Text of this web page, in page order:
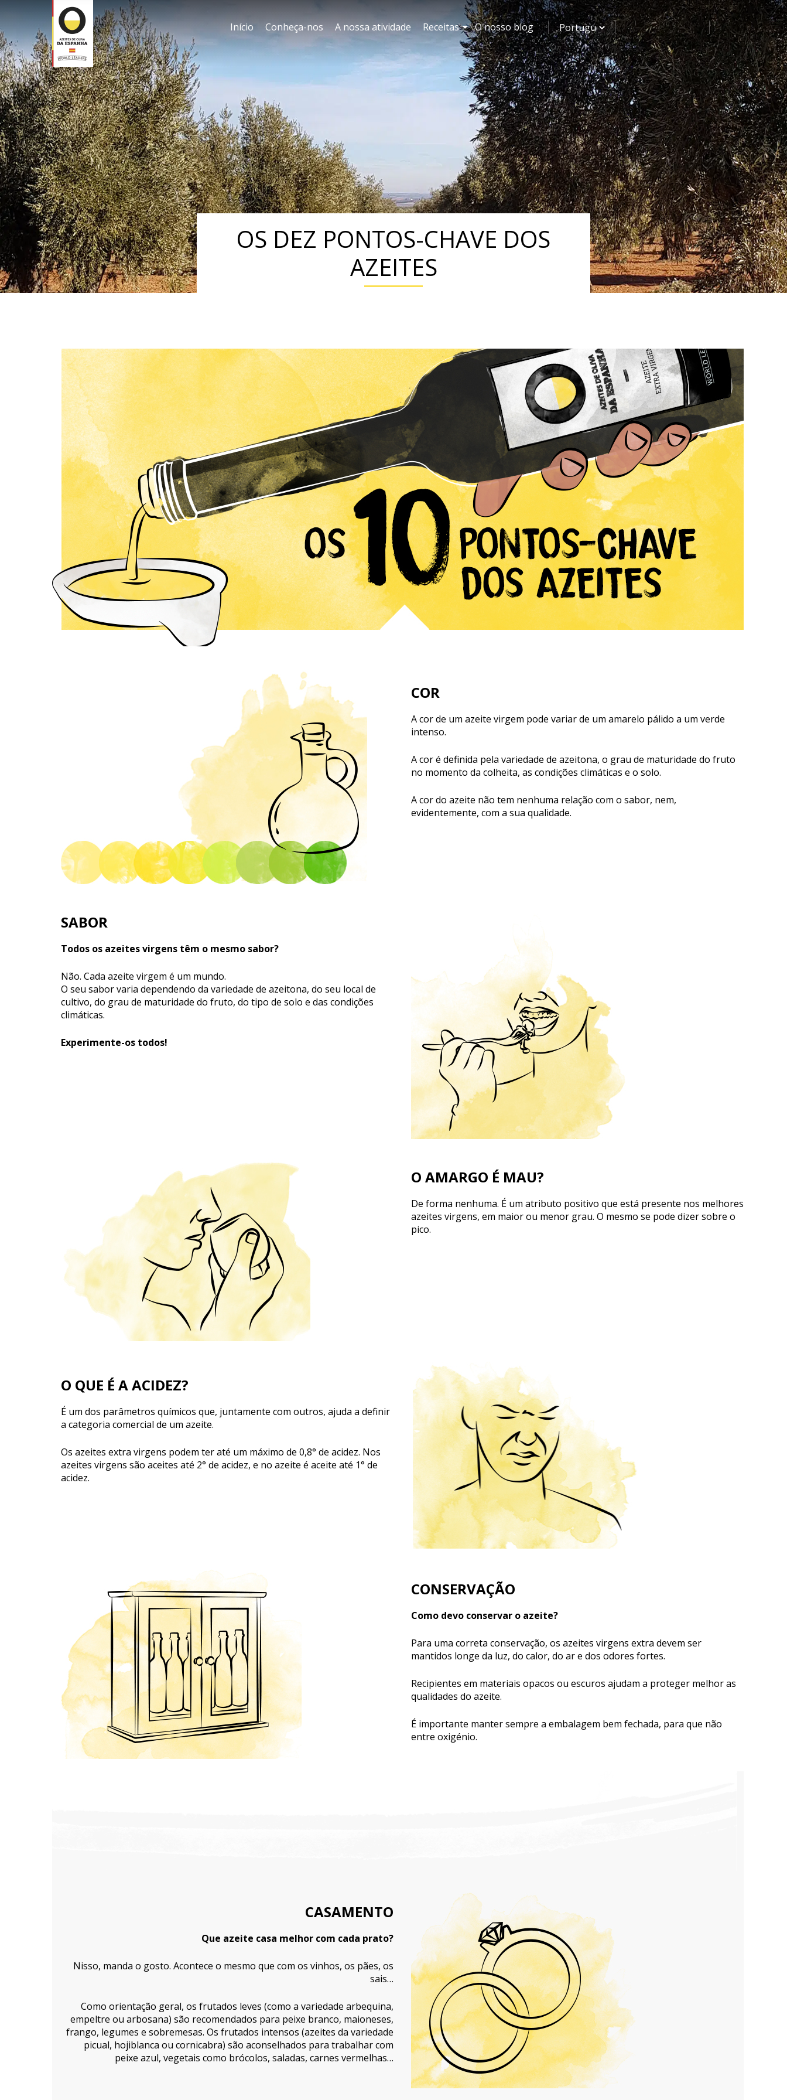
Início Conheça-nos A nossa atividade Receitas O nosso blog
OS DEZ PONTOS-CHAVE DOS
AZEITES
COR
A cor de um azeite virgem pode variar de um amarelo pálido a um verde
intenso.
A cor é definida pela variedade de azeitona, o grau de maturidade do fruto
no momento da colheita, as condições climáticas e o solo.
A cor do azeite não tem nenhuma relação com o sabor, nem,
evidentemente, com a sua qualidade.
SABOR
Todos os azeites virgens têm o mesmo sabor?
Não. Cada azeite virgem é um mundo.
O seu sabor varia dependendo da variedade de azeitona, do seu local de
cultivo, do grau de maturidade do fruto, do tipo de solo e das condições
climáticas.
Experimente-os todos!
O AMARGO É MAU?
De forma nenhuma. É um atributo positivo que está presente nos melhores
azeites virgens, em maior ou menor grau. O mesmo se pode dizer sobre o
pico.
O QUE É A ACIDEZ?
É um dos parâmetros químicos que, juntamente com outros, ajuda a definir
a categoria comercial de um azeite.
Os azeites extra virgens podem ter até um máximo de 0,8° de acidez. Nos
azeites virgens são aceites até 2° de acidez, e no azeite é aceite até 1° de
acidez.
CONSERVAÇÃO
Como devo conservar o azeite?
Para uma correta conservação, os azeites virgens extra devem ser
mantidos longe da luz, do calor, do ar e dos odores fortes.
Recipientes em materiais opacos ou escuros ajudam a proteger melhor as
qualidades do azeite.
É importante manter sempre a embalagem bem fechada, para que não
entre oxigénio.
CASAMENTO
Que azeite casa melhor com cada prato?
Nisso, manda o gosto. Acontece o mesmo que com os vinhos, os pães, os
sais…
Como orientação geral, os frutados leves (como a variedade arbequina,
empeltre ou arbosana) são recomendados para peixe branco, maioneses,
frango, legumes e sobremesas. Os frutados intensos (azeites da variedade
picual, hojiblanca ou cornicabra) são aconselhados para trabalhar com
peixe azul, vegetais como brócolos, saladas, carnes vermelhas…